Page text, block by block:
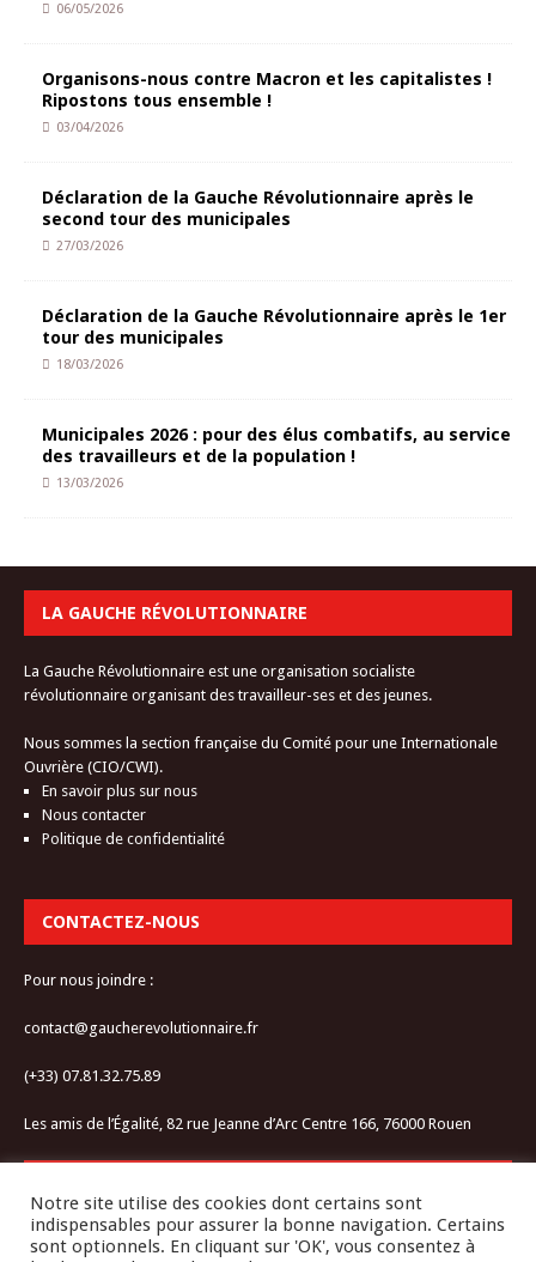
06/05/2026
Organisons-nous contre Macron et les capitalistes !
Ripostons tous ensemble !
03/04/2026
Déclaration de la Gauche Révolutionnaire après le
second tour des municipales
27/03/2026
Déclaration de la Gauche Révolutionnaire après le 1er
tour des municipales
18/03/2026
Municipales 2026 : pour des élus combatifs, au service
des travailleurs et de la population !
13/03/2026
LA GAUCHE RÉVOLUTIONNAIRE
La Gauche Révolutionnaire est une organisation socialiste
révolutionnaire organisant des travailleur-ses et des jeunes.
Nous sommes la section française du Comité pour une Internationale
Ouvrière (CIO/CWI).
En savoir plus sur nous
Nous contacter
Politique de confidentialité
CONTACTEZ-NOUS
Pour nous joindre :
contact@gaucherevolutionnaire.fr
(+33) 07.81.32.75.89
Les amis de l’Égalité, 82 rue Jeanne d’Arc Centre 166, 76000 Rouen
Notre site utilise des cookies dont certains sont
indispensables pour assurer la bonne navigation. Certains
sont optionnels. En cliquant sur 'OK', vous consentez à